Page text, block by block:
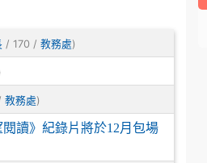
/ 170 /教務處)
教務處)
讀》紀錄片將於12月包場